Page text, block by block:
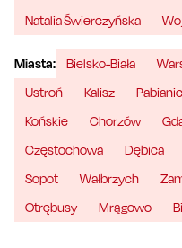
Natalia Świerczyńska
Miasta: Bielsko-Biała
Ustroń
Kalisz
Końskie
Chorzów
Częstochowa
Dębica
Sopot
Wałbrzych
Otrębusy
Mrągowo